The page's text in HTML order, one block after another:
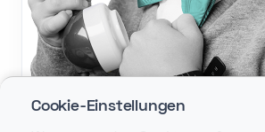
Cookie-Einstellungen